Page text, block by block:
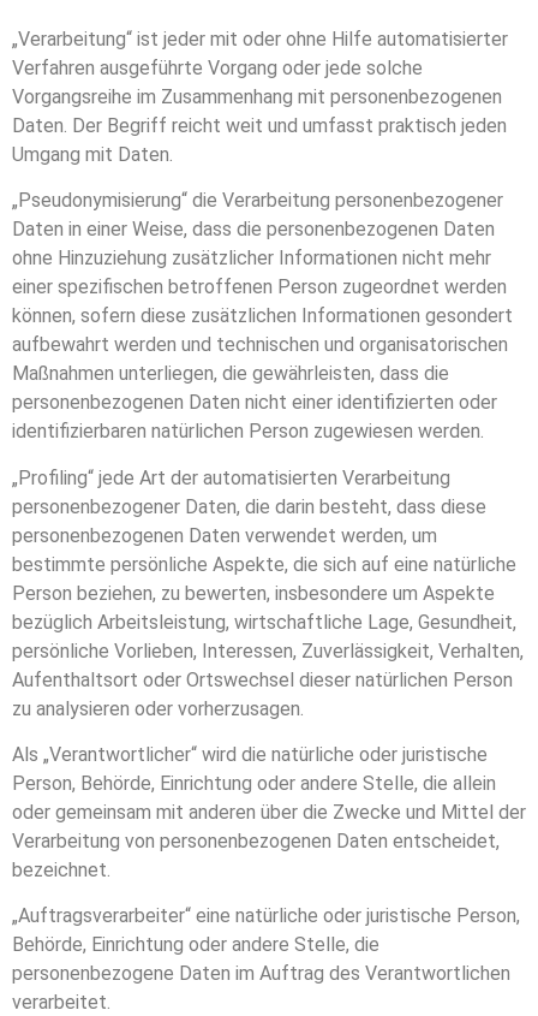
„Verarbeitung“ ist jeder mit oder ohne Hilfe automatisierter
Verfahren ausgeführte Vorgang oder jede solche
Vorgangsreihe im Zusammenhang mit personenbezogenen
Daten. Der Begriff reicht weit und umfasst praktisch jeden
Umgang mit Daten.
„Pseudonymisierung“ die Verarbeitung personenbezogener
Daten in einer Weise, dass die personenbezogenen Daten
ohne Hinzuziehung zusätzlicher Informationen nicht mehr
einer spezifischen betroffenen Person zugeordnet werden
können, sofern diese zusätzlichen Informationen gesondert
aufbewahrt werden und technischen und organisatorischen
Maßnahmen unterliegen, die gewährleisten, dass die
personenbezogenen Daten nicht einer identifizierten oder
identifizierbaren natürlichen Person zugewiesen werden.
„Profiling“ jede Art der automatisierten Verarbeitung
personenbezogener Daten, die darin besteht, dass diese
personenbezogenen Daten verwendet werden, um
bestimmte persönliche Aspekte, die sich auf eine natürliche
Person beziehen, zu bewerten, insbesondere um Aspekte
bezüglich Arbeitsleistung, wirtschaftliche Lage, Gesundheit,
persönliche Vorlieben, Interessen, Zuverlässigkeit, Verhalten,
Aufenthaltsort oder Ortswechsel dieser natürlichen Person
zu analysieren oder vorherzusagen.
Als „Verantwortlicher“ wird die natürliche oder juristische
Person, Behörde, Einrichtung oder andere Stelle, die allein
oder gemeinsam mit anderen über die Zwecke und Mittel der
Verarbeitung von personenbezogenen Daten entscheidet,
bezeichnet.
„Auftragsverarbeiter“ eine natürliche oder juristische Person,
Behörde, Einrichtung oder andere Stelle, die
personenbezogene Daten im Auftrag des Verantwortlichen
verarbeitet.